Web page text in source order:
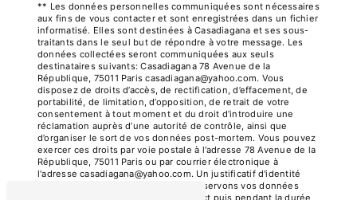
** Les données personnelles communiquées sont nécessaires
aux fins de vous contacter et sont enregistrées dans un fichier
informatisé. Elles sont destinées à Casadiagana et ses sous-
traitants dans le seul but de répondre à votre message. Les
données collectées seront communiquées aux seuls
destinataires suivants: Casadiagana 78 Avenue de la
République, 75011 Paris casadiagana@yahoo.com. Vous
disposez de droits d’accès, de rectification, d’effacement, de
portabilité, de limitation, d’opposition, de retrait de votre
consentement à tout moment et du droit d’introduire une
réclamation auprès d’une autorité de contrôle, ainsi que
d’organiser le sort de vos données post-mortem. Vous pouvez
exercer ces droits par voie postale à l'adresse 78 Avenue de la
République, 75011 Paris ou par courrier électronique à
l'adresse casadiagana@yahoo.com. Un justificatif d'identité
pourra vous être demandé. Nous conservons vos données